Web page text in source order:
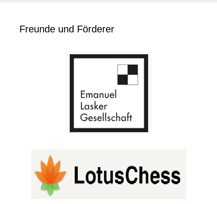
Freunde und Förderer